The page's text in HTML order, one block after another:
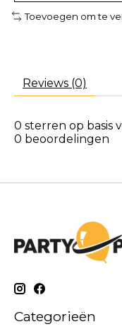
Toevoegen om te
Reviews (0)
0 sterren op basis
0 beoordelingen
Categorieën